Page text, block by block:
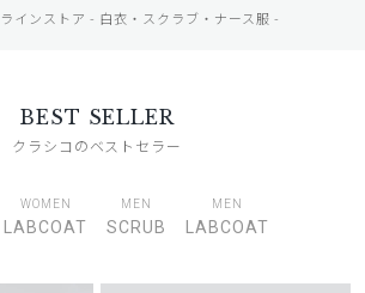
インストア - 白衣・スクラブ・ナース服 -
BEST SELLER
クラシコのベストセラー
WOMEN
LABCOAT
MEN
SCRUB
MEN
LABCOAT